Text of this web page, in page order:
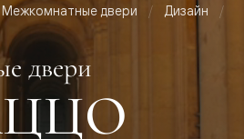
Межкомнатные двери Дизайн
двери